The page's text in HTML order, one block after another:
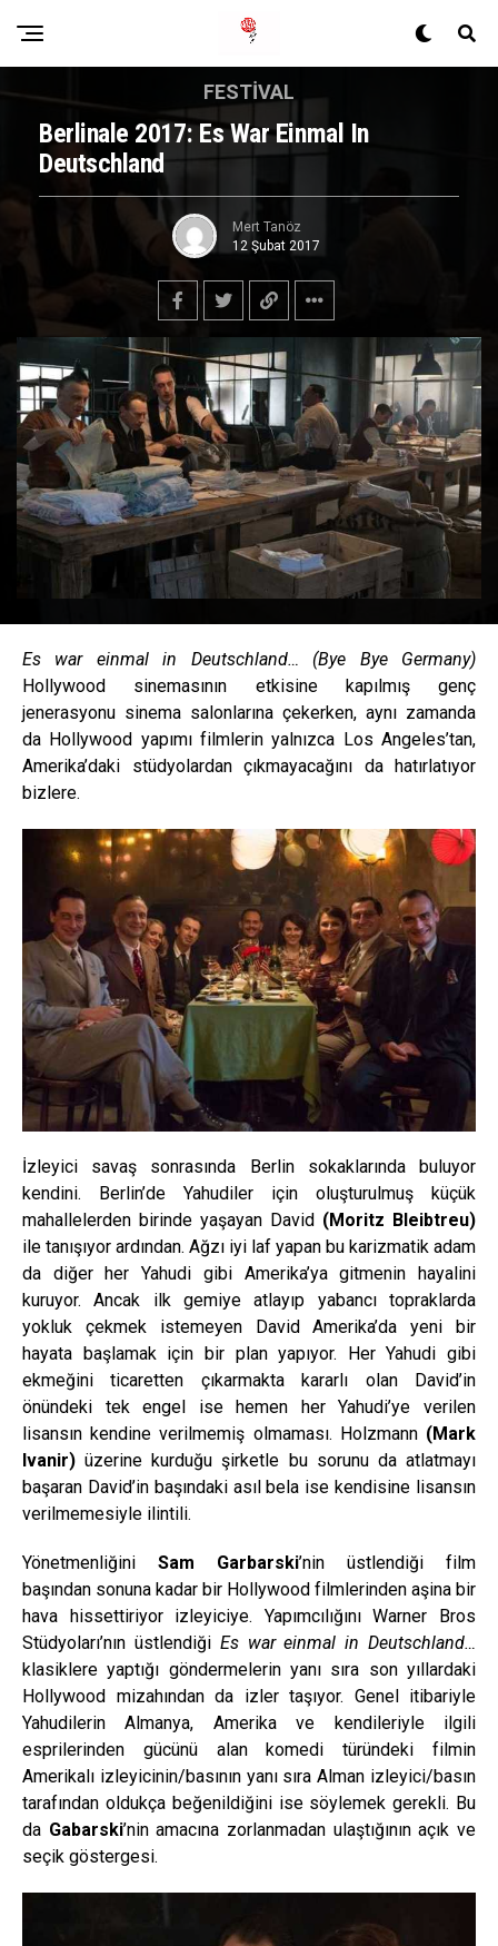
FESTIVAL
Berlinale 2017: Es War Einmal In
Deutschland
Mert Tanöz
12 Şubat 2017
Es war einmal in Deutschland… (Bye Bye Germany)
Hollywood sinemasının etkisine kapılmış genç
jenerasyonu sinema salonlarına çekerken, aynı zamanda
da Hollywood yapımı filmlerin yalnızca Los Angeles’tan,
Amerika’daki stüdyolardan çıkmayacağını da hatırlatıyor
bizlere.
İzleyici savaş sonrasında Berlin sokaklarında buluyor
kendini. Berlin’de Yahudiler için oluşturulmuş küçük
mahallelerden birinde yaşayan David (Moritz Bleibtreu)
ile tanışıyor ardından. Ağzı iyi laf yapan bu karizmatik adam
da diğer her Yahudi gibi Amerika’ya gitmenin hayalini
kuruyor. Ancak ilk gemiye atlayıp yabancı topraklarda
yokluk çekmek istemeyen David Amerika’da yeni bir
hayata başlamak için bir plan yapıyor. Her Yahudi gibi
ekmeğini ticaretten çıkarmakta kararlı olan David’in
önündeki tek engel ise hemen her Yahudi’ye verilen
lisansın kendine verilmemiş olmaması. Holzmann (Mark
Ivanir) üzerine kurduğu şirketle bu sorunu da atlatmayı
başaran David’in başındaki asıl bela ise kendisine lisansın
verilmemesiyle ilintili.
Yönetmenliğini Sam Garbarski’nin üstlendiği film
başından sonuna kadar bir Hollywood filmlerinden aşina bir
hava hissettiriyor izleyiciye. Yapımcılığını Warner Bros
Stüdyoları’nın üstlendiği Es war einmal in Deutschland…
klasiklere yaptığı göndermelerin yanı sıra son yıllardaki
Hollywood mizahından da izler taşıyor. Genel itibariyle
Yahudilerin Almanya, Amerika ve kendileriyle ilgili
esprilerinden gücünü alan komedi türündeki filmin
Amerikalı izleyicinin/basının yanı sıra Alman izleyici/basın
tarafından oldukça beğenildiğini ise söylemek gerekli. Bu
da Gabarski’nin amacına zorlanmadan ulaştığının açık ve
seçik göstergesi.